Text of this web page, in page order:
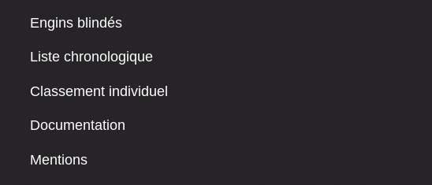
Engins blindés
Liste chronologique
Classement individuel
Documentation
Mentions